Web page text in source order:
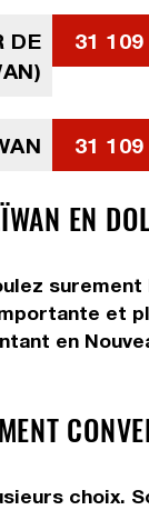
DE
31
31
EN
et
en